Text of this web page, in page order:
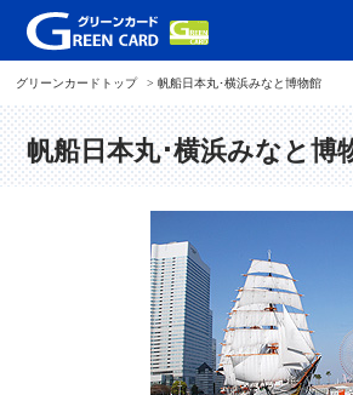
グリーンカードトップ 帆船日本丸･横浜みなと博物館
帆船日本丸･横浜みなと博